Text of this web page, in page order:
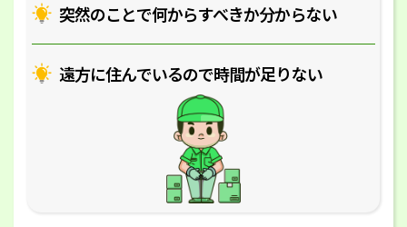
突然のことで何からすべきか分からない
遠方に住んでいるので時間が足りない